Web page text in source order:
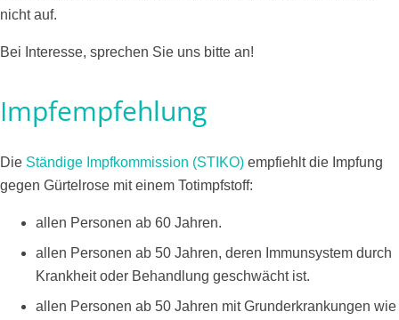
nicht auf.
Bei Interesse, sprechen Sie uns bitte an!
Impfempfehlung
Die Ständige Impfkommission (STIKO) empfiehlt die Impfung
gegen Gürtelrose mit einem Totimpfstoff:
allen Personen ab 60 Jahren.
allen Personen ab 50 Jahren, deren Immunsystem durch
Krankheit oder Behandlung geschwächt ist.
allen Personen ab 50 Jahren mit Grunderkrankungen wie